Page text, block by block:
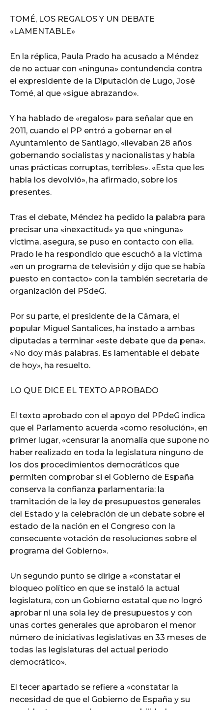
TOMÉ, LOS REGALOS Y UN DEBATE
«LAMENTABLE»
En la réplica, Paula Prado ha acusado a Méndez
de no actuar con «ninguna» contundencia contra
el expresidente de la Diputación de Lugo, José
Tomé, al que «sigue abrazando».
Y ha hablado de «regalos» para señalar que en
2011, cuando el PP entró a gobernar en el
Ayuntamiento de Santiago, «llevaban 28 años
gobernando socialistas y nacionalistas y había
unas prácticas corruptas, terribles». «Esta que les
habla los devolvió», ha afirmado, sobre los
presentes.
Tras el debate, Méndez ha pedido la palabra para
precisar una «inexactitud» ya que «ninguna»
víctima, asegura, se puso en contacto con ella.
Prado le ha respondido que escuchó a la víctima
«en un programa de televisión y dijo que se había
puesto en contacto» con la también secretaria de
organización del PSdeG.
Por su parte, el presidente de la Cámara, el
popular Miguel Santalices, ha instado a ambas
diputadas a terminar «este debate que da pena».
«No doy más palabras. Es lamentable el debate
de hoy», ha resuelto.
LO QUE DICE EL TEXTO APROBADO
El texto aprobado con el apoyo del PPdeG indica
que el Parlamento acuerda «como resolución», en
primer lugar, «censurar la anomalía que supone no
haber realizado en toda la legislatura ninguno de
los dos procedimientos democráticos que
permiten comprobar si el Gobierno de España
conserva la confianza parlamentaria: la
tramitación de la ley de presupuestos generales
del Estado y la celebración de un debate sobre el
estado de la nación en el Congreso con la
consecuente votación de resoluciones sobre el
programa del Gobierno».
Un segundo punto se dirige a «constatar el
bloqueo político en que se instaló la actual
legislatura, con un Gobierno estatal que no logró
aprobar ni una sola ley de presupuestos y con
unas cortes generales que aprobaron el menor
número de iniciativas legislativas en 33 meses de
todas las legislaturas del actual periodo
democrático».
El tecer apartado se refiere a «constatar la
necesidad de que el Gobierno de España y su